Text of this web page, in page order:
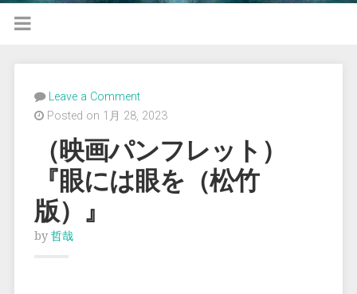
Leave a Comment
Posted on 1月 28, 2023
（映画パンフレット）
『眼には眼を（松竹
版）』
by 哲哉